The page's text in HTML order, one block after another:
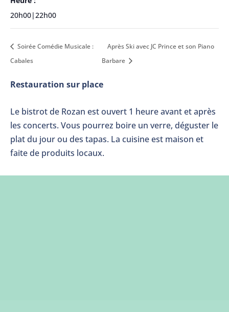
20h00|22h00
Soirée Comédie Musicale :
Cabales
Après Ski avec JC Prince et son Piano
Barbare
Restauration sur place
Le bistrot de Rozan est ouvert 1 heure avant et après
les concerts. Vous pourrez boire un verre, déguster le
plat du jour ou des tapas. La cuisine est maison et
faite de produits locaux.